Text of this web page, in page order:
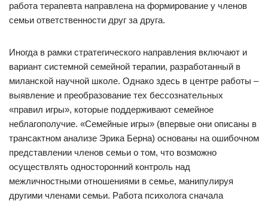
работа терапевта направлена на формирование у членов
семьи ответственности друг за друга.
Иногда в рамки стратегического направления включают и
вариант системной семейной терапии, разработанный в
миланской научной школе. Однако здесь в центре работы –
выявление и преобразование тех бессознательных
«правил игры», которые поддерживают семейное
неблагополучие. «Семейные игры» (впервые они описаны в
трансактном анализе Эрика Берна) основаны на ошибочном
представлении членов семьи о том, что возможно
осуществлять односторонний контроль над
межличностными отношениями в семье, манипулируя
другими членами семьи. Работа психолога сначала